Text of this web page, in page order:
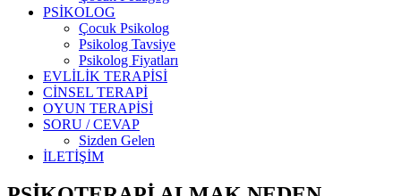
PSİKOLOG
Çocuk Psikolog
Psikolog Tavsiye
Psikolog Fiyatları
EVLİLİK TERAPİSİ
CİNSEL TERAPİ
OYUN TERAPİSİ
SORU / CEVAP
Sizden Gelen
İLETİŞİM